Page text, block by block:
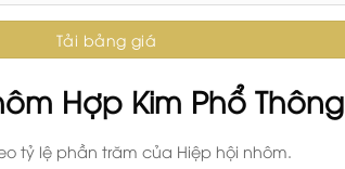
Hợp Kim Phổ Thông
tỷ lệ phần trăm của Hiệp hội nhôm.